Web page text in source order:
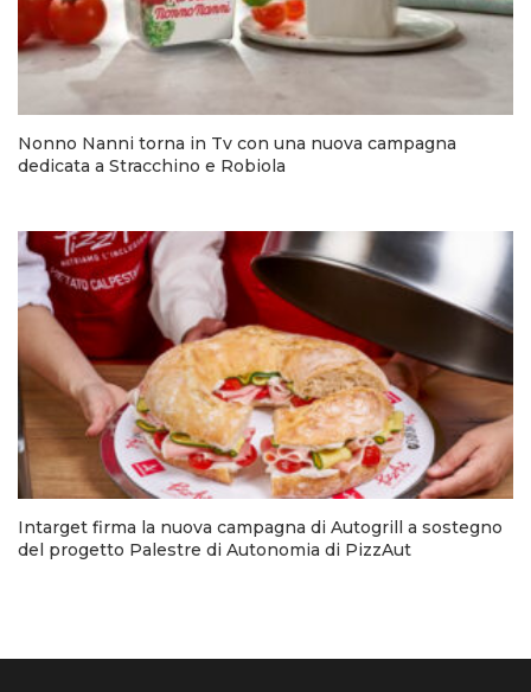
Nonno Nanni torna in Tv con una nuova campagna
dedicata a Stracchino e Robiola
Intarget firma la nuova campagna di Autogrill a sostegno
del progetto Palestre di Autonomia di PizzAut